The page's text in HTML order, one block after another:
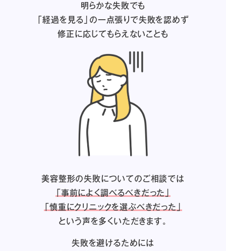
明らかな失敗でも
「経過を見る」の一点張りで失敗を認めず
修正に応じてもらえないことも
美容整形の失敗についてのご相談では
「事前によく調べるべきだった」
「慎重にクリニックを選ぶべきだった」
という声を多くいただきます。
失敗を避けるためには